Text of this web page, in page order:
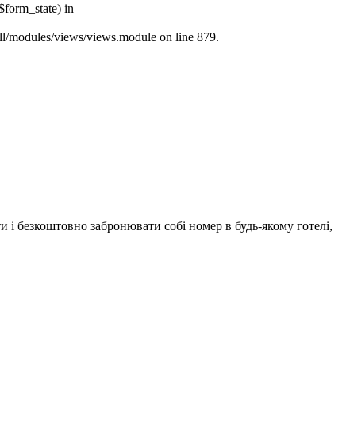
in
modules/views/views.module on line 879.
безкоштовно забронювати собі номер в будь-якому готелі,